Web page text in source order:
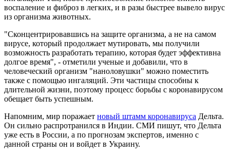
воспаление и фиброз в легких, и в разы быстрее вывело вирус
из организма животных.
"Сконцентрировавшись на защите организма, а не на самом
вирусе, который продолжает мутировать, мы получили
возможность разработать терапию, которая будет эффективна
долгое время", - отметили ученые и добавили, что в
человеческий организм "наноловушки" можно поместить
также с помощью ингаляций. Эти частицы способны к
длительной жизни, поэтому процесс борьбы с коронавирусом
обещает быть успешным.
Напомним, мир поражает новый штамм коронавируса Дельта.
Он сильно распротранился в Индии. СМИ пишут, что Дельта
уже есть в России, а по прогнозам экспертов, именно с
данной страны он и войдет в Украину.